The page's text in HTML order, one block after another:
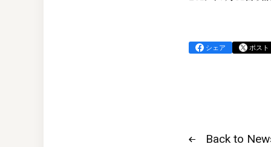
シェア ポスト
Back to